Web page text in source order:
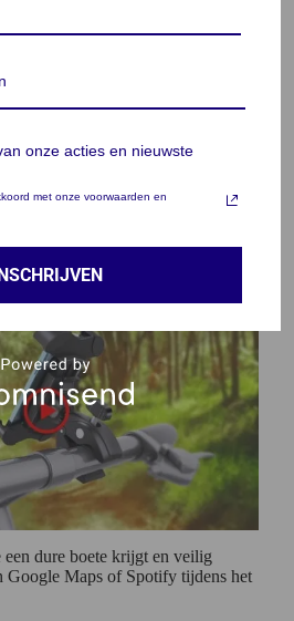
& Betrouwbaar
30 dagen
kwaliteit en uitstraling.
Beschrijving
dure boete krijgt en veilig
Google Maps of Spotify tijdens het
onze acties en nieuwste
met onze voorwaarden en